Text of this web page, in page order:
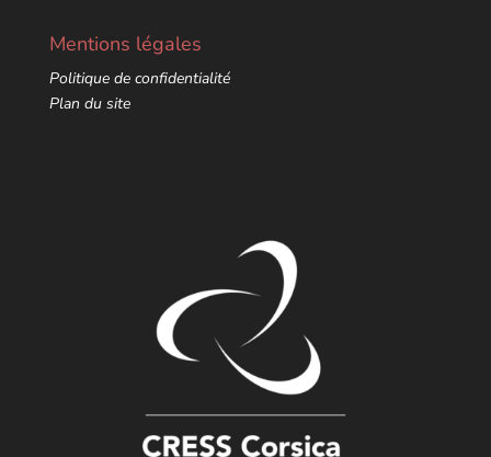
Mentions légales
Politique de confidentialité
Plan du site